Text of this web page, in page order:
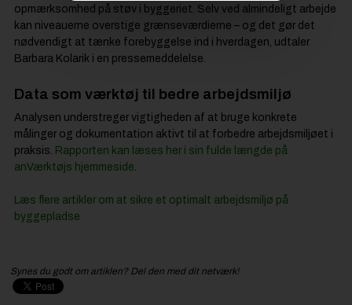
opmærksomhed på støv i byggeriet. Selv ved almindeligt arbejde
kan niveauerne overstige grænseværdierne – og det gør det
nødvendigt at tænke forebyggelse ind i hverdagen, udtaler
Barbara Kolarik i en pressemeddelelse.
Data som værktøj til bedre arbejdsmiljø
Analysen understreger vigtigheden af at bruge konkrete
målinger og dokumentation aktivt til at forbedre arbejdsmiljøet i
praksis. Rapporten kan læses her i sin fulde længde på
anVærktøjs hjemmeside
Læs flere artikler om at sikre et optimalt arbejdsmiljø på
byggepladse
Synes du godt om artiklen? Del den med dit netværk!